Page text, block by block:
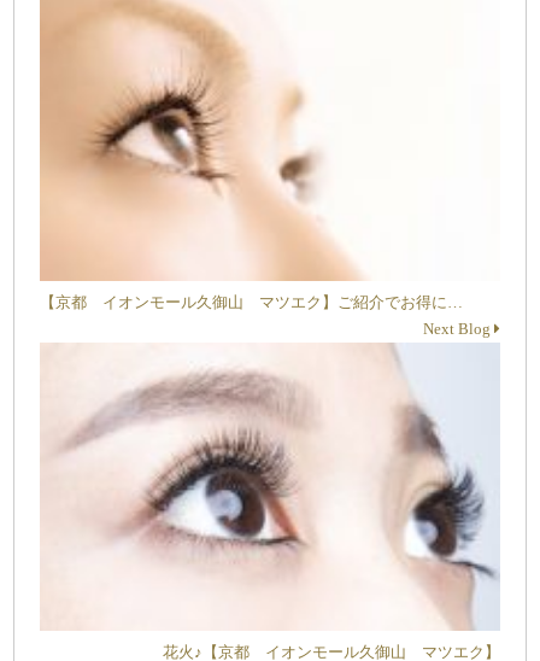
【京都 イオンモール久御山 マツエク】ご紹介でお得に…
Next Blog
花火♪【京都 イオンモール久御山 マツエク】